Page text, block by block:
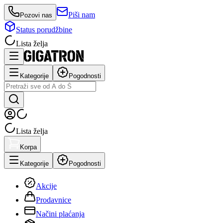
Pozovi nas
Piši nam
Status porudžbine
Lista želja
Kategorije Pogodnosti
Lista želja
Korpa
Kategorije Pogodnosti
Akcije
Prodavnice
Načini plaćanja